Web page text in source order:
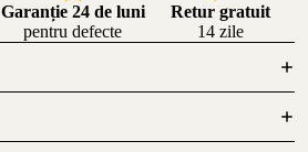
Garanție 24 de luni
pentru defecte
Retur gratuit
14 zile